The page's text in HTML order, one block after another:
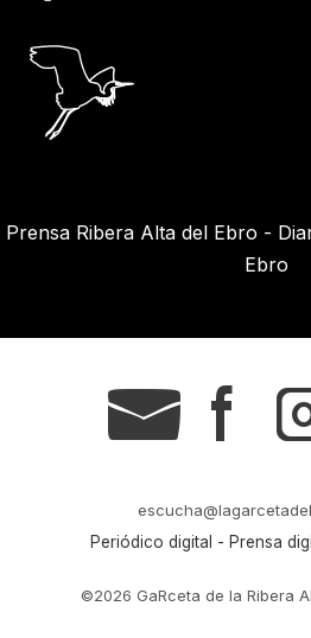
Prensa Ribera Alta del Ebro -
Ebro
g s
Periódico digital - Prensa
©2026 GaRceta de la Ribera